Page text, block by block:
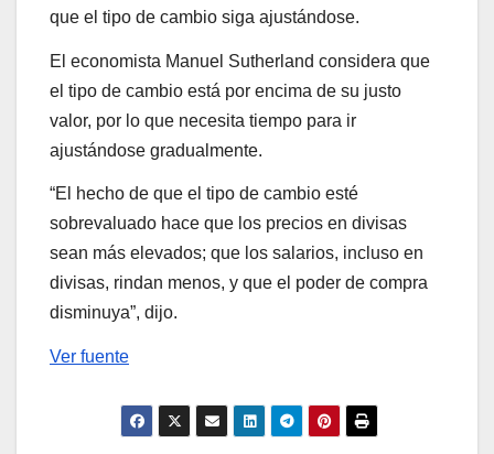
que el tipo de cambio siga ajustándose.
El economista Manuel Sutherland considera que
el tipo de cambio está por encima de su justo
valor, por lo que necesita tiempo para ir
ajustándose gradualmente.
“El hecho de que el tipo de cambio esté
sobrevaluado hace que los precios en divisas
sean más elevados; que los salarios, incluso en
divisas, rindan menos, y que el poder de compra
disminuya”, dijo.
Ver fuente